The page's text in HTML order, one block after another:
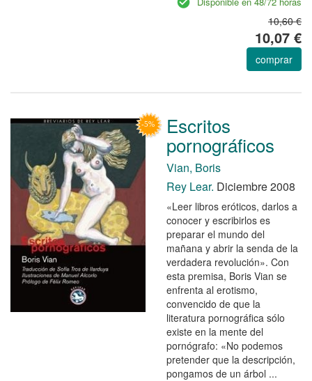
10,60 €
10,07 €
comprar
Escritos
pornográficos
Vian, Boris
Rey Lear. Diciembre 2008
«Leer libros eróticos, darlos a
conocer y escribirlos es
preparar el mundo del
mañana y abrir la senda de la
verdadera revolución». Con
esta premisa, Boris Vian se
enfrenta al erotismo,
convencido de que la
literatura pornográfica sólo
existe en la mente del
pornógrafo: «No podemos
pretender que la descripción,
pongamos de un árbol ...